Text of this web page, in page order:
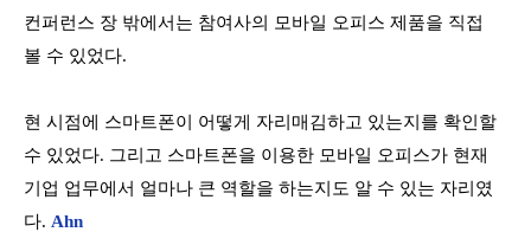
컨퍼런스 장 밖에서는 참여사의 모바일 오피스 제품을 직접
볼 수 있었다.
현 시점에 스마트폰이 어떻게 자리매김하고 있는지를 확인할
수 있었다. 그리고 스마트폰을 이용한 모바일 오피스가 현재
기업 업무에서 얼마나 큰 역할을 하는지도 알 수 있는 자리였
다. Ahn